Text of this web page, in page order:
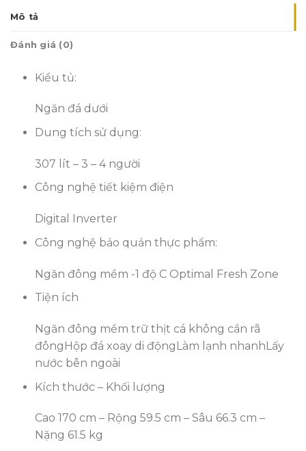
Mô tả
Đánh giá (0)
Kiểu tủ:
Ngăn đá dưới
Dung tích sử dụng:
307 lít – 3 – 4 người
Công nghệ tiết kiệm điện
Digital Inverter
Công nghệ bảo quản thực phẩm:
Ngăn đông mềm -1 độ C Optimal Fresh Zone
Tiện ích
Ngăn đông mềm trữ thịt cá không cần rã
đôngHộp đá xoay di độngLàm lạnh nhanhLấy
nước bên ngoài
Kích thước – Khối lượng
Cao 170 cm – Rộng 59.5 cm – Sâu 66.3 cm –
Nặng 61.5 kg